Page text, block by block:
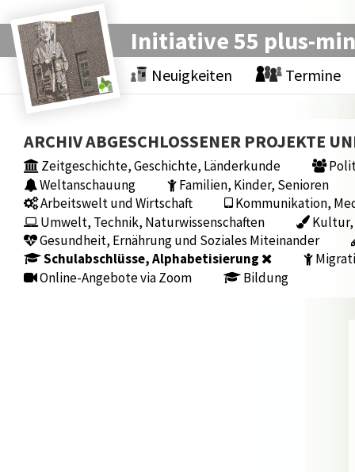
Initiative 55 plus-
Neuigkeiten Termine
ARCHIV ABGESCHLOSSENER PROJEKTE
Zeitgeschichte, Geschichte, Länderkunde
Weltanschauung
Familien, Kinder, Senioren
Arbeitswelt und Wirtschaft
Kommunikation,
Umwelt, Technik, Naturwissenschaften
Kultur,
Gesundheit, Ernährung und Soziales Miteinander
Schulabschlüsse, Alphabetisierung
Online-Angebote via Zoom
Bildung